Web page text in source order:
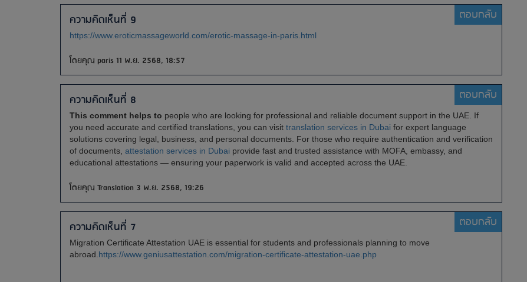
ความคิดเห็นที่ 9 ตอบกลับ
https://www.eroticmassageworld.com/erotic-massage-in-paris.html
โดยคุณ paris 11 พ.ย. 2568, 18:57
ความคิดเห็นที่ 8 ตอบกลับ
This comment helps to people who are looking for professional and reliable document support in the UAE. If
you need accurate and certified translations, you can visit translation services in Dubai for expert language
solutions covering legal, business, and personal documents. For those who require authentication and verification
of documents, attestation services in Dubai provide fast and trusted assistance with MOFA, embassy, and
educational attestations — ensuring your paperwork is valid and accepted across the UAE.
โดยคุณ Translation 3 พ.ย. 2568, 19:26
ความคิดเห็นที่ 7 ตอบกลับ
Migration Certificate Attestation UAE is essential for students and professionals planning to move
abroad. https://www.geniusattestation.com/migration-certificate-attestation-uae.php